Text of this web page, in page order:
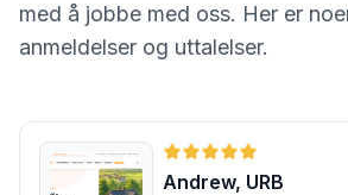
med å jobbe med oss. Her er
anmeldelser og uttalelser.
Andrew, URB